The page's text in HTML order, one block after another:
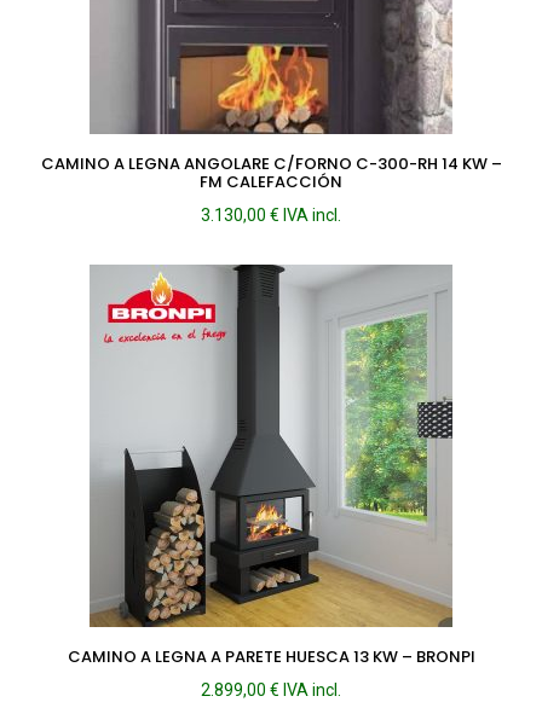
CAMINO A LEGNA ANGOLARE C/FORNO C-300-RH 14 KW –
FM CALEFACCIÓN
3.130,00 € IVA incl.
CAMINO A LEGNA A PARETE HUESCA 13 KW – BRONPI
2.899,00 € IVA incl.